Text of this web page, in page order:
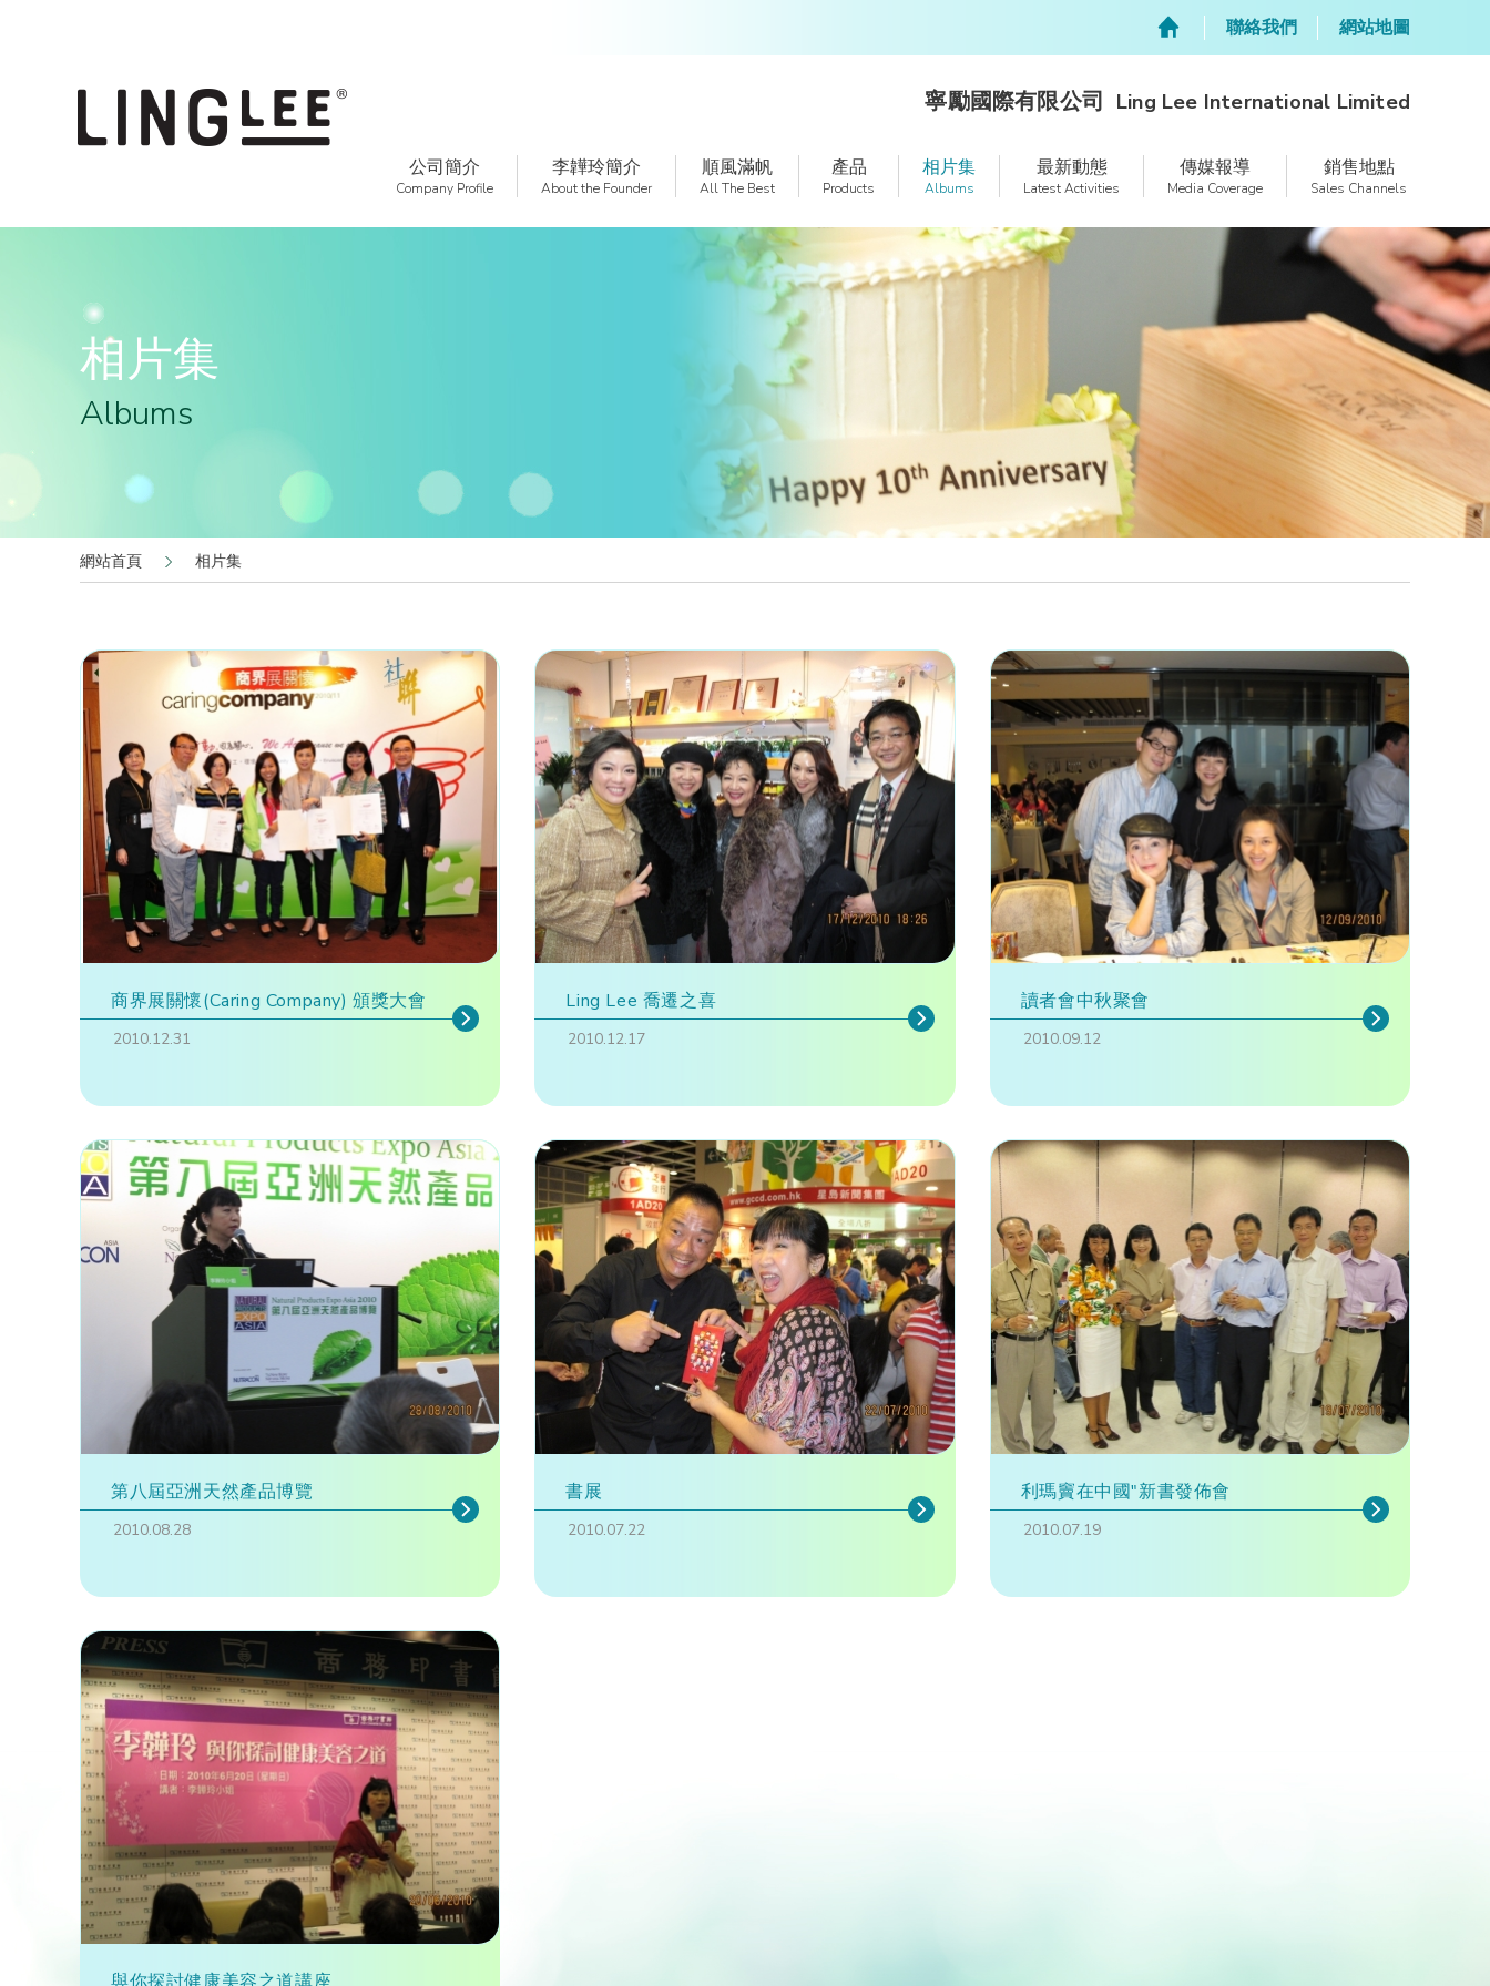
聯絡我們 網站地圖
寧勵國際有限公司 Ling Lee International Limited
公司簡介
Company Profile
李韡玲簡介
About the Founder
順風滿帆
All The Best
產品
Products
相片集
Albums
最新動態
Latest Activities
傳媒報導
Media Coverage
銷售地點
Sales Channels
相片集
Albums
網站首頁 相片集
商界展關懷(Caring Company) 頒獎大會
2010.12.31
Ling Lee 喬遷之喜
2010.12.17
讀者會中秋聚會
2010.09.12
第八屆亞洲天然產品博覽
2010.08.28
書展
2010.07.22
利瑪竇在中國"新書發佈會
2010.07.19